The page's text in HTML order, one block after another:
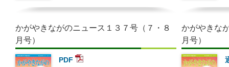
かがやきながのニュース１３７号（７・８
月号）
PDF
かがやきな
月号）